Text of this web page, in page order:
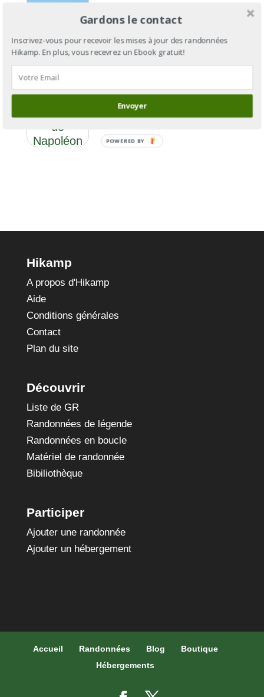
GR®406 :
de
Napoléon
Hikamp
A propos d'Hikamp
Aide
Conditions générales
Contact
Plan du site
Découvrir
Liste de GR
Randonnées de légende
Randonnées en boucle
Matériel de randonnée
Bibiliothèque
Participer
Ajouter une randonnée
Ajouter un hébergement
Accueil Randonnées Blog
Boutique
Hébergements
Gardons le contact
Inscrivez-vous pour recevoir les mises à jour des randonnées
Hikamp. En plus, vous recevrez un Ebook gratuit!
Envoyer
POWERED BY